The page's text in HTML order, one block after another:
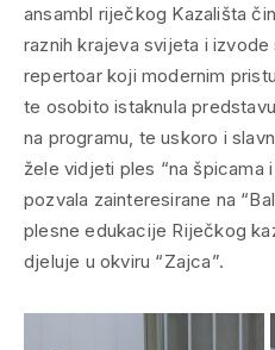
ansambl riječkog Kazališta
raznih krajeva svijeta i
repertoar koji modernim
te osobito istaknula
na programu, te uskoro i
žele vidjeti ples “na špicama
pozvala zainteresirane na
plesne edukacije Riječkog
djeluje u okviru “Zajca”.